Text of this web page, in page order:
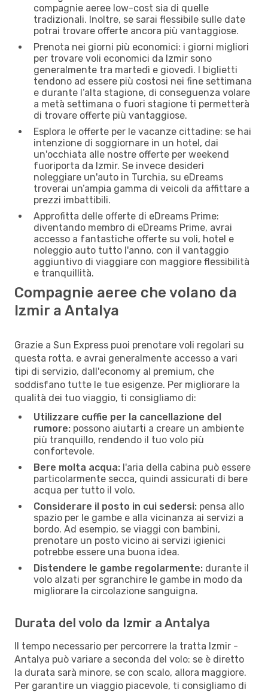
compagnie aeree low-cost sia di quelle
tradizionali. Inoltre, se sarai flessibile sulle date
potrai trovare offerte ancora più vantaggiose.
Prenota nei giorni più economici: i giorni migliori
per trovare voli economici da Izmir sono
generalmente tra martedì e giovedì. I biglietti
tendono ad essere più costosi nei fine settimana
e durante l’alta stagione, di conseguenza volare
a metà settimana o fuori stagione ti permetterà
di trovare offerte più vantaggiose.
Esplora le offerte per le vacanze cittadine: se hai
intenzione di soggiornare in un hotel, dai
un'occhiata alle nostre offerte per weekend
fuoriporta da Izmir. Se invece desideri
noleggiare un'auto in Turchia, su eDreams
troverai un’ampia gamma di veicoli da affittare a
prezzi imbattibili.
Approfitta delle offerte di eDreams Prime:
diventando membro di eDreams Prime, avrai
accesso a fantastiche offerte su voli, hotel e
noleggio auto tutto l'anno, con il vantaggio
aggiuntivo di viaggiare con maggiore flessibilità
e tranquillità.
Compagnie aeree che volano da
Izmir a Antalya
Grazie a Sun Express puoi prenotare voli regolari su
questa rotta, e avrai generalmente accesso a vari
tipi di servizio, dall'economy al premium, che
soddisfano tutte le tue esigenze. Per migliorare la
qualità dei tuo viaggio, ti consigliamo di:
Utilizzare cuffie per la cancellazione del
rumore: possono aiutarti a creare un ambiente
più tranquillo, rendendo il tuo volo più
confortevole.
Bere molta acqua: l'aria della cabina può essere
particolarmente secca, quindi assicurati di bere
acqua per tutto il volo.
Considerare il posto in cui sedersi: pensa allo
spazio per le gambe e alla vicinanza ai servizi a
bordo. Ad esempio, se viaggi con bambini,
prenotare un posto vicino ai servizi igienici
potrebbe essere una buona idea.
Distendere le gambe regolarmente: durante il
volo alzati per sgranchire le gambe in modo da
migliorare la circolazione sanguigna.
Durata del volo da Izmir a Antalya
Il tempo necessario per percorrere la tratta Izmir -
Antalya può variare a seconda del volo: se è diretto
la durata sarà minore, se con scalo, allora maggiore.
Per garantire un viaggio piacevole, ti consigliamo di